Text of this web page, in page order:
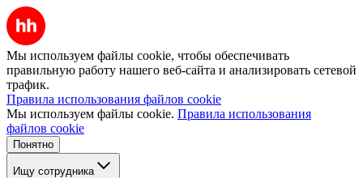
Мы используем файлы cookie, чтобы обеспечивать
правильную работу нашего веб-сайта и анализировать сетевой
трафик.
Правила использования файлов cookie
Мы используем файлы cookie. Правила использования
файлов cookie
Понятно
Ищу сотрудника